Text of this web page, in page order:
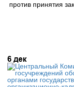
против принятия
6 дек